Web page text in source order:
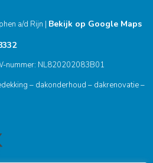
a/d Rijn | Bekijk op Google Maps
nummer: NL820202083B01
– dakonderhoud – dakrenovatie –